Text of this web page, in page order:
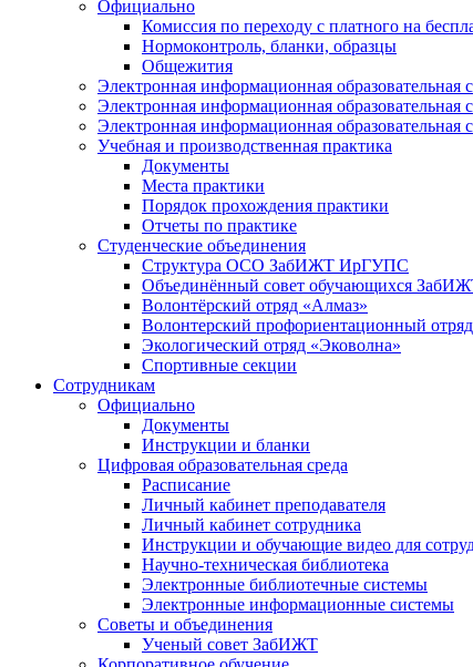
Официально
Комиссия по переходу с платного на
Нормоконтроль, бланки, образцы
Общежития
Электронная информационная
Электронная информационная
Электронная информационная
Учебная и производственная практика
Документы
Места практики
Порядок прохождения практики
Отчеты по практике
Студенческие объединения
Структура ОСО ЗабИЖТ ИрГУПС
Объединённый совет обучающихся
Волонтёрский отряд «Алмаз»
Волонтерский профориентационный
Экологический отряд «Эковолна»
Спортивные секции
Сотрудникам
Официально
Документы
Инструкции и бланки
Цифровая образовательная среда
Расписание
Личный кабинет преподавателя
Личный кабинет сотрудника
Инструкции и обучающие видео для
Научно-техническая библиотека
Электронные библиотечные системы
Электронные информационные системы
Советы и объединения
Ученый совет ЗабИЖТ